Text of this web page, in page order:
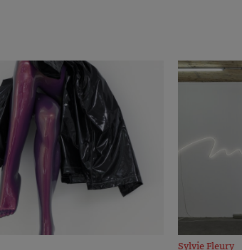
Sylvie Fleury